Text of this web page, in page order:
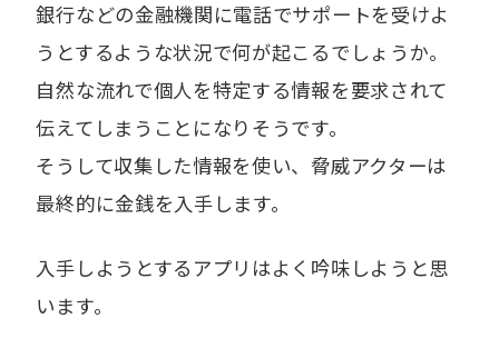
銀行などの金融機関に電話でサポートを受けよ
うとするような状況で何が起こるでしょうか。
自然な流れで個人を特定する情報を要求されて
伝えてしまうことになりそうです。
そうして収集した情報を使い、脅威アクターは
最終的に金銭を入手します。
入手しようとするアプリはよく吟味しようと思
います。